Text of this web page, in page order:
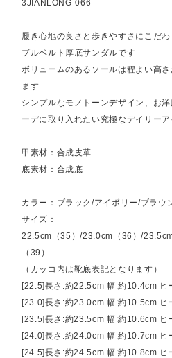
3JIANLONG-066
履き心地の良さと歩きやすさにこだ
ブルベルト厚底サンダルです
ボリュームのあるソールは程よい高
ます
シンプルなモノトーンデザイン、お
ーデに取り入れたい究極なデイリーア
甲素材：合成皮革
底素材：合成底
カラー：ブラック/アイボリー/ブラウ
サイズ：
22.5cm（35）/23.0cm（36）/
（39）
（カッコ内は靴底表記となります）
[22.5]長さ:約22.5cm 幅:約10.4cm ヒ
[23.0]長さ:約23.0cm 幅:約10.5cm ヒ
[23.5]長さ:約23.5cm 幅:約10.6cm ヒ
[24.0]長さ:約24.0cm 幅:約10.7cm ヒ
[24.5]長さ:約24.5cm 幅:約10.8cm ヒ